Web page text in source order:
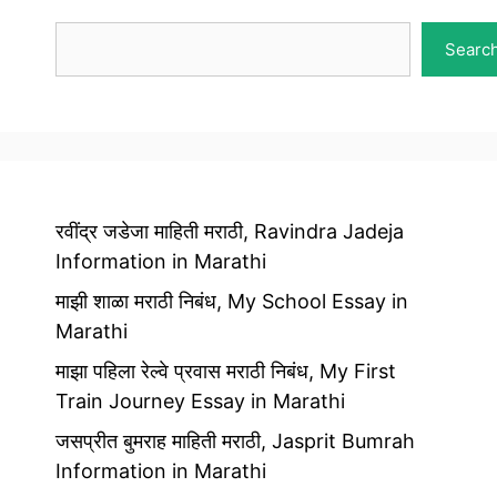
रवींद्र जडेजा माहिती मराठी, Ravindra Jadeja
Information in Marathi
माझी शाळा मराठी निबंध, My School Essay in
Marathi
माझा पहिला रेल्वे प्रवास मराठी निबंध, My First
Train Journey Essay in Marathi
जसप्रीत बुमराह माहिती मराठी, Jasprit Bumrah
Information in Marathi